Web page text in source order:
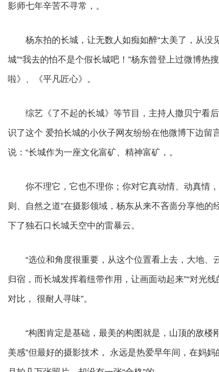
影师七年辛苦不寻常，。
杨东拍的长城，让无数人如痴如醉“太美了，从没
城”“我去的怕不是个假长城吧！”杨东曾登上过微博
啦》、《平凡匠心》。
综艺《了不起的长城》等节目，主持人撒贝宁看
识了这个 爱拍长城的小伙子网友纷纷在他微博下边
说：“长城作为一座文化富矿、精神富矿，。
你不理它，它也不理你；你对它真动情、动真情
则、自然之道”在摄影领域，杨东从来不吝啬分享他
下了独石口长城天空中的雷暴云。
“选位和角度很重要，从这个位置看上去，大地
归宿，而长城发挥着纽带作用，让画面动起来”“对光
对比， 很耐人寻味”。
“构图肯定是基础，最美的构图就是，山顶的敌
美感”但最好的摄影技术， 永远是热爱早年间，在妈